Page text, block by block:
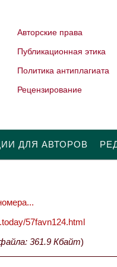
Авторские права
Публикационная этика
Политика антиплагиата
Рецензирование
ДЛЯ АВТОРОВ
57favn124.html
361.9 Кбайт)